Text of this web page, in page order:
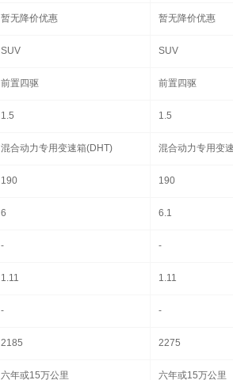
暂无降价优惠 暂无降价优惠
SUV SUV
前置四驱 前置四驱
1.5 1.5
混合动力专用变速箱(DHT) 混合动力专用变
190 190
6 6.1
- -
1.11 1.11
- -
2185 2275
六年或15万公里 六年或15万公里